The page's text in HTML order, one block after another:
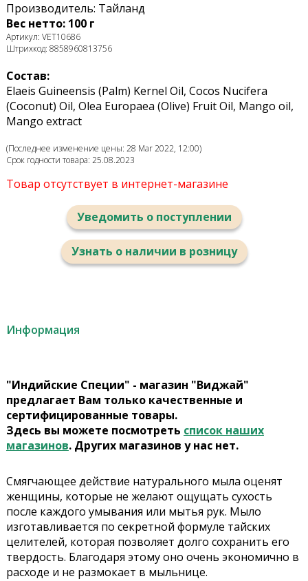
Производитель: Тайланд
Вес нетто: 100 г
Артикул: VET10686
Штрихкод: 8858960813756
Состав:
Elaeis Guineensis (Palm) Kernel Oil, Cocos Nucifera
(Coconut) Oil, Olea Europaea (Olive) Fruit Oil, Mango oil,
Mango extract
(Последнее изменение цены: 28 Mar 2022, 12:00)
Срок годности товара: 25.08.2023
Товар отсутствует в интернет-магазине
Уведомить о поступлении
Узнать о наличии в розницу
Информация
"Индийские Специи" - магазин "Виджай"
предлагает Вам только качественные и
сертифицированные товары.
Здесь вы можете посмотреть список наших
магазинов. Других магазинов у нас нет.
Смягчающее действие натурального мыла оценят
женщины, которые не желают ощущать сухость
после каждого умывания или мытья рук. Мыло
изготавливается по секретной формуле тайских
целителей, которая позволяет долго сохранить его
твердость. Благодаря этому оно очень экономично в
расходе и не размокает в мыльнице.